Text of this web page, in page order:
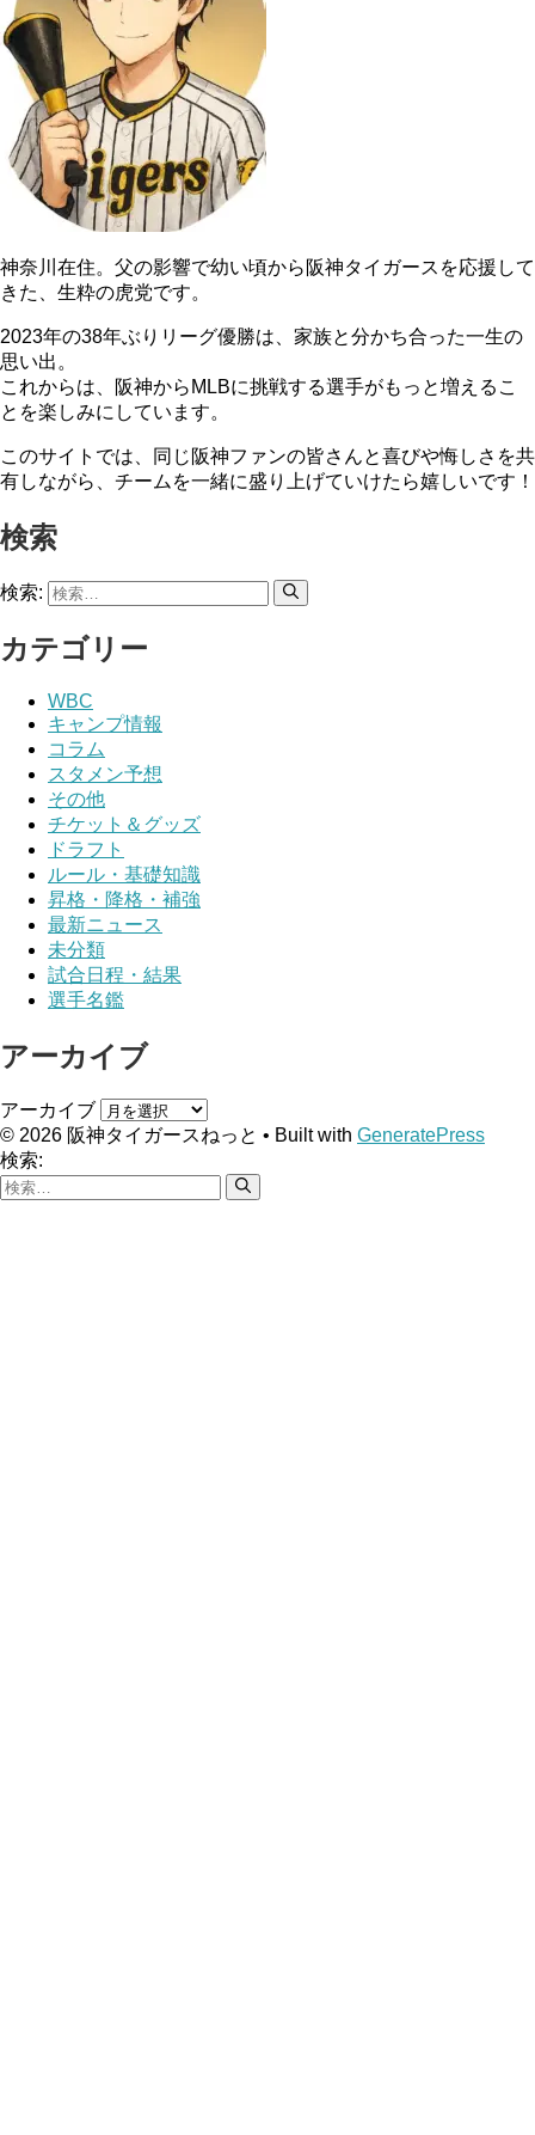
神奈川在住。父の影響で幼い頃から阪神タイガースを応援して
きた、生粋の虎党です。
2023年の38年ぶりリーグ優勝は、家族と分かち合った一生の
思い出。
これからは、阪神からMLBに挑戦する選手がもっと増えるこ
とを楽しみにしています。
このサイトでは、同じ阪神ファンの皆さんと喜びや悔しさを共
有しながら、チームを一緒に盛り上げていけたら嬉しいです！
検索
検索:
カテゴリー
WBC
キャンプ情報
コラム
スタメン予想
その他
チケット＆グッズ
ドラフト
ルール・基礎知識
昇格・降格・補強
最新ニュース
未分類
試合日程・結果
選手名鑑
アーカイブ
アーカイブ
© 2026 阪神タイガースねっと • Built with GeneratePress
検索: